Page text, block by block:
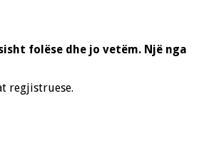
folëse dhe jo vetëm. Një nga
regjistruese.